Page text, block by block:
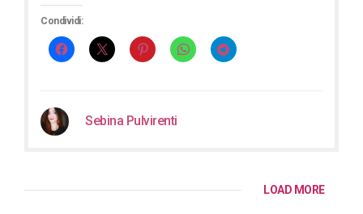
Condividi:
Sebina Pulvirenti
LOAD MORE